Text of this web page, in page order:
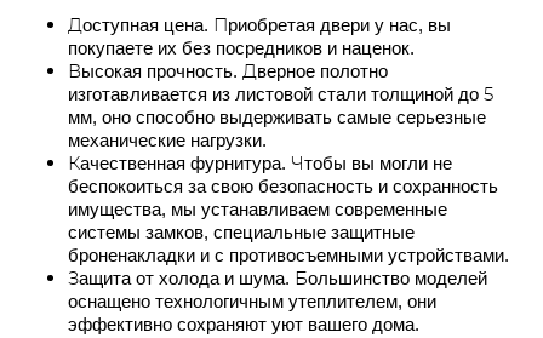
Доступная цена. Приобретая двери у нас, вы
покупаете их без посредников и наценок.
Высокая прочность. Дверное полотно
изготавливается из листовой стали толщиной до 5
мм, оно способно выдерживать самые серьезные
механические нагрузки.
Качественная фурнитура. Чтобы вы могли не
беспокоиться за свою безопасность и сохранность
имущества, мы устанавливаем современные
системы замков, специальные защитные
броненакладки и с противосъемными устройствами.
Защита от холода и шума. Большинство моделей
оснащено технологичным утеплителем, они
эффективно сохраняют уют вашего дома.